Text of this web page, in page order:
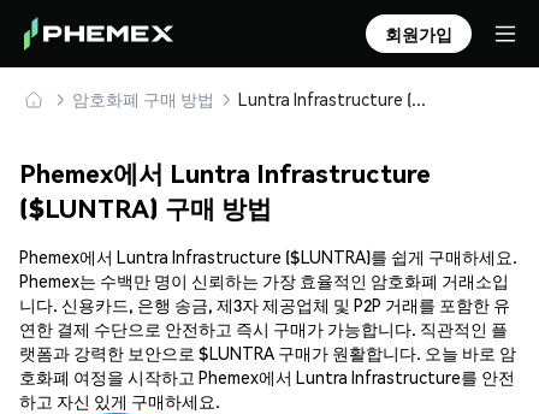
회원가입
암호화폐 구매 방법 Luntra Infrastructure ($LUNTRA) 안전하게 구매 및 보관
Phemex에서 Luntra Infrastructure
($LUNTRA) 구매 방법
Phemex에서 Luntra Infrastructure ($LUNTRA)를 쉽게 구매하세요.
Phemex는 수백만 명이 신뢰하는 가장 효율적인 암호화폐 거래소입
니다. 신용카드, 은행 송금, 제3자 제공업체 및 P2P 거래를 포함한 유
연한 결제 수단으로 안전하고 즉시 구매가 가능합니다. 직관적인 플
랫폼과 강력한 보안으로 $LUNTRA 구매가 원활합니다. 오늘 바로 암
호화폐 여정을 시작하고 Phemex에서 Luntra Infrastructure를 안전
하고 자신 있게 구매하세요.